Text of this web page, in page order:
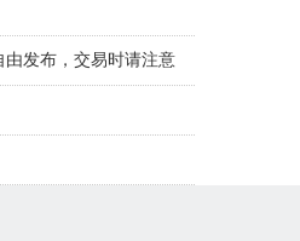
发布，交易时请注意